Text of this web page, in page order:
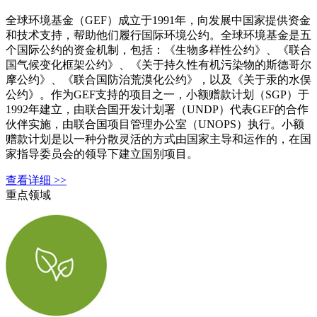
全球环境基金（GEF）成立于1991年，向发展中国家提供资金
和技术支持，帮助他们履行国际环境公约。全球环境基金是五
个国际公约的资金机制，包括：《生物多样性公约》、《联合
国气候变化框架公约》、《关于持久性有机污染物的斯德哥尔
摩公约》、《联合国防治荒漠化公约》，以及《关于汞的水俣
公约》。作为GEF支持的项目之一，小额赠款计划（SGP）于
1992年建立，由联合国开发计划署（UNDP）代表GEF的合作
伙伴实施，由联合国项目管理办公室（UNOPS）执行。小额
赠款计划是以一种分散灵活的方式由国家主导和运作的，在国
家指导委员会的领导下建立国别项目。
查看详细 >>
重点领域